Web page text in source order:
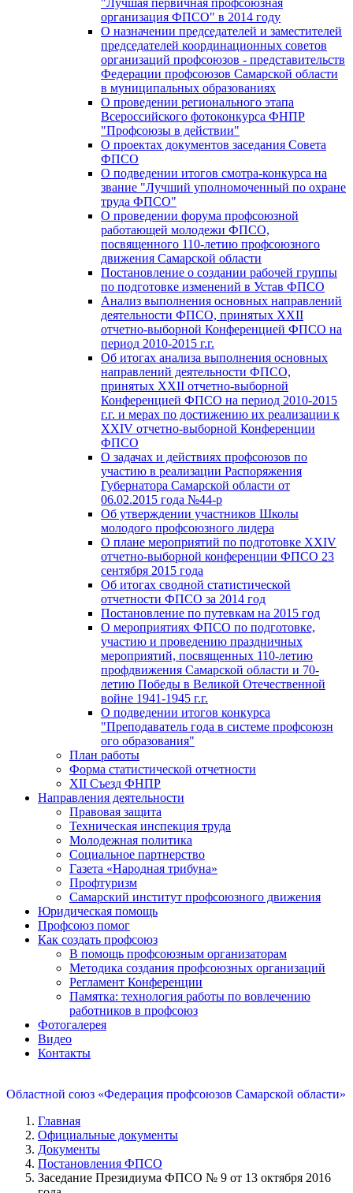
организация ФПСО" в 2014 году
О назначении председателей и заместителей
председателей координационных советов
организаций профсоюзов - представительств
Федерации профсоюзов Самарской области
в муниципальных образованиях
О проведении регионального этапа
Всероссийского фотоконкурса ФНПР
"Профсоюзы в действии"
О проектах документов заседания Совета
ФПСО
О подведении итогов смотра-конкурса на
звание "Лучший уполномоченный по охране
труда ФПСО"
О проведении форума профсоюзной
работающей молодежи ФПСО,
посвященного 110-летию профсоюзного
движения Самарской области
Постановление о создании рабочей группы
по подготовке изменений в Устав ФПСО
Анализ выполнения основных направлений
деятельности ФПСО, принятых XXII
отчетно-выборной Конференцией ФПСО на
период 2010-2015 г.г.
Об итогах анализа выполнения основных
направлений деятельности ФПСО,
принятых XXII отчетно-выборной
Конференцией ФПСО на период 2010-2015
г.г. и мерах по достижению их реализации к
XXIV отчетно-выборной Конференции
ФПСО
О задачах и действиях профсоюзов по
участию в реализации Распоряжения
Губернатора Самарской области от
06.02.2015 года №44-р
Об утверждении участников Школы
молодого профсоюзного лидера
О плане мероприятий по подготовке XXIV
отчетно-выборной конференции ФПСО 23
сентября 2015 года
Об итогах сводной статистической
отчетности ФПСО за 2014 год
Постановление по путевкам на 2015 год
О мероприятиях ФПСО по подготовке,
участию и проведению праздничных
мероприятий, посвященных 110-летию
профдвижения Самарской области и 70-
летию Победы в Великой Отечественной
войне 1941-1945 г.г.
О подведении итогов конкурса
"Преподаватель года в системе профсоюзн
ого образования"
План работы
Форма статистической отчетности
XII Съезд ФНПР
Направления деятельности
Правовая защита
Техническая инспекция труда
Молодежная политика
Социальное партнерство
Газета «Народная трибуна»
Профтуризм
Самарский институт профсоюзного движения
Юридическая помощь
Профсоюз помог
Как создать профсоюз
В помощь профсоюзным организаторам
Методика создания профсоюзных организаций
Регламент Конференции
Памятка: технология работы по вовлечению
работников в профсоюз
Фотогалерея
Видео
Контакты
Областной союз «Федерация профсоюзов Самарской области»
Главная
Официальные документы
Документы
Постановления ФПСО
Заседание Президиума ФПСО № 9 от 13 октября 2016